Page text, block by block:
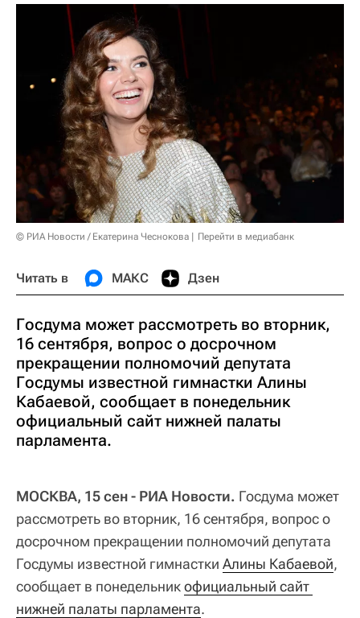
© РИА Новости / Екатерина Чеснокова Перейти в медиабанк
Читать в МАКС Дзен
Госдума может рассмотреть во вторник,
16 сентября, вопрос о досрочном
прекращении полномочий депутата
Госдумы известной гимнастки Алины
Кабаевой, сообщает в понедельник
официальный сайт нижней палаты
парламента.
МОСКВА, 15 сен - РИА Новости. Госдума может
рассмотреть во вторник, 16 сентября, вопрос о
досрочном прекращении полномочий депутата
Госдумы известной гимнастки Алины Кабаевой,
сообщает в понедельникофициальный сайт
нижней палаты парламента.